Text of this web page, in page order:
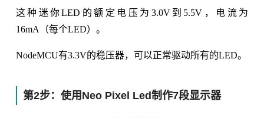
这种迷你LED的额定电压为3.0V到5.5V，电流为
16mA（每个LED）。
NodeMCU有3.3V的稳压器，可以正常驱动所有的LED。
第2步：使用Neo Pixel Led制作7段显示器